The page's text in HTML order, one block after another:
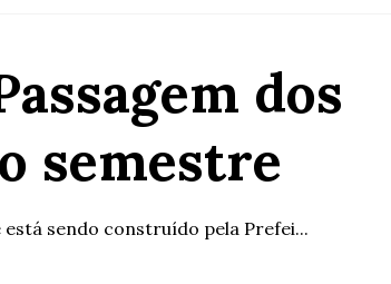
dos
semestre
sendo construído pela Prefei...